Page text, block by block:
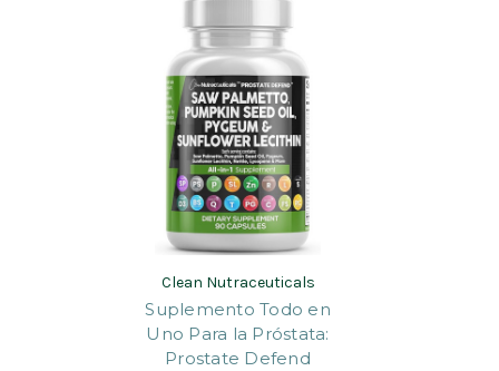
Clean Nutraceuticals
Suplemento Todo en
Uno Para la Próstata:
Prostate Defend